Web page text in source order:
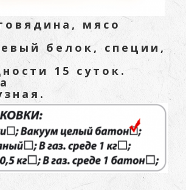
мясо
белок, специи,
15 суток.